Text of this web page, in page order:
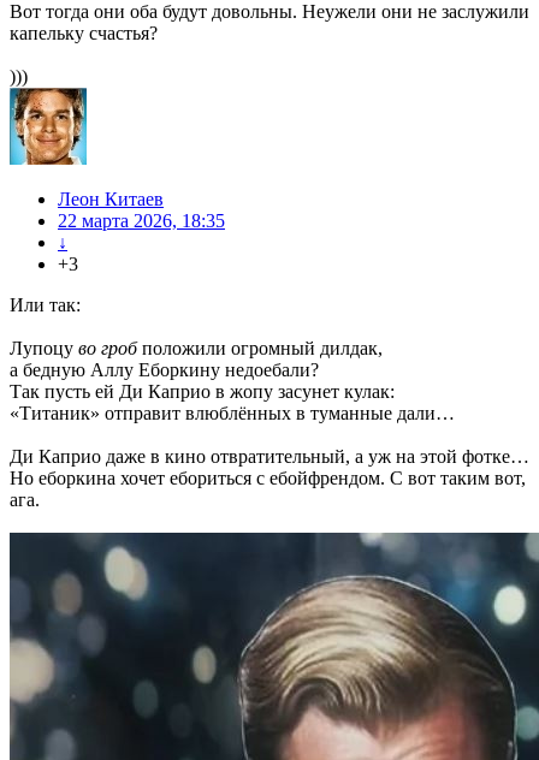
Вот тогда они оба будут довольны. Неужели они не заслужили
капельку счастья?
)))
Леон Китаев
22 марта 2026, 18:35
↓
+3
Или так:
Лупоцу во гробположили огромный дилдак,
а бедную Аллу Еборкину недоебали?
Так пусть ей Ди Каприо в жопу засунет кулак:
«Титаник» отправит влюблённых в туманные дали…
Ди Каприо даже в кино отвратительный, а уж на этой фотке…
Но еборкина хочет ебориться с ебойфрендом. С вот таким вот,
ага.